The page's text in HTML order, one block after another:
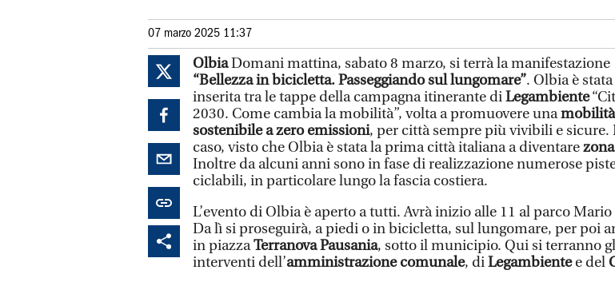
07 marzo 2025 11:37
OlbiaDomani mattina, sabato 8 marzo, si terrà la manifestazione
“Bellezza in bicicletta. Passeggiando sul lungomare”. Olbia è
inserita tra le tappe della campagna itinerante diLegambiente
2030. Come cambia la mobilità”, volta a promuovere unamobilità
sostenibile a zero emissioni, per città sempre più vivibili e sicure.
caso, visto che Olbia è stata la prima città italiana a diventare
Inoltre da alcuni anni sono in fase di realizzazione numerose
ciclabili, in particolare lungo la fascia costiera.
L’evento di Olbia è aperto a tutti. Avrà inizio alle 11 al parco Mario
Da lì si proseguirà, a piedi o in bicicletta, sul lungomare, per poi
in piazzaTerranova Pausania, sotto il municipio. Qui si terranno
interventi dell’amministrazione comunale, diLegambientee del